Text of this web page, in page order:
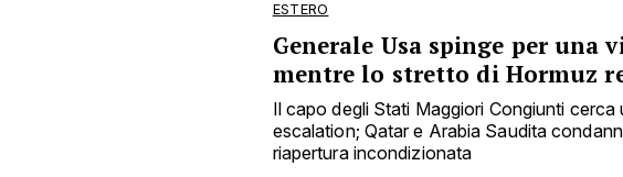
ESTERO
Generale Usa spinge per una
mentre lo stretto di Hormuz
Il capo degli Stati Maggiori Congiunti
escalation; Qatar e Arabia Saudita
riapertura incondizionata